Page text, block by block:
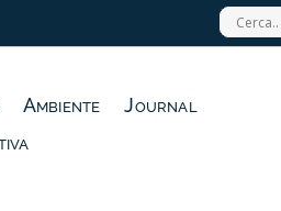
Ambiente
Journal